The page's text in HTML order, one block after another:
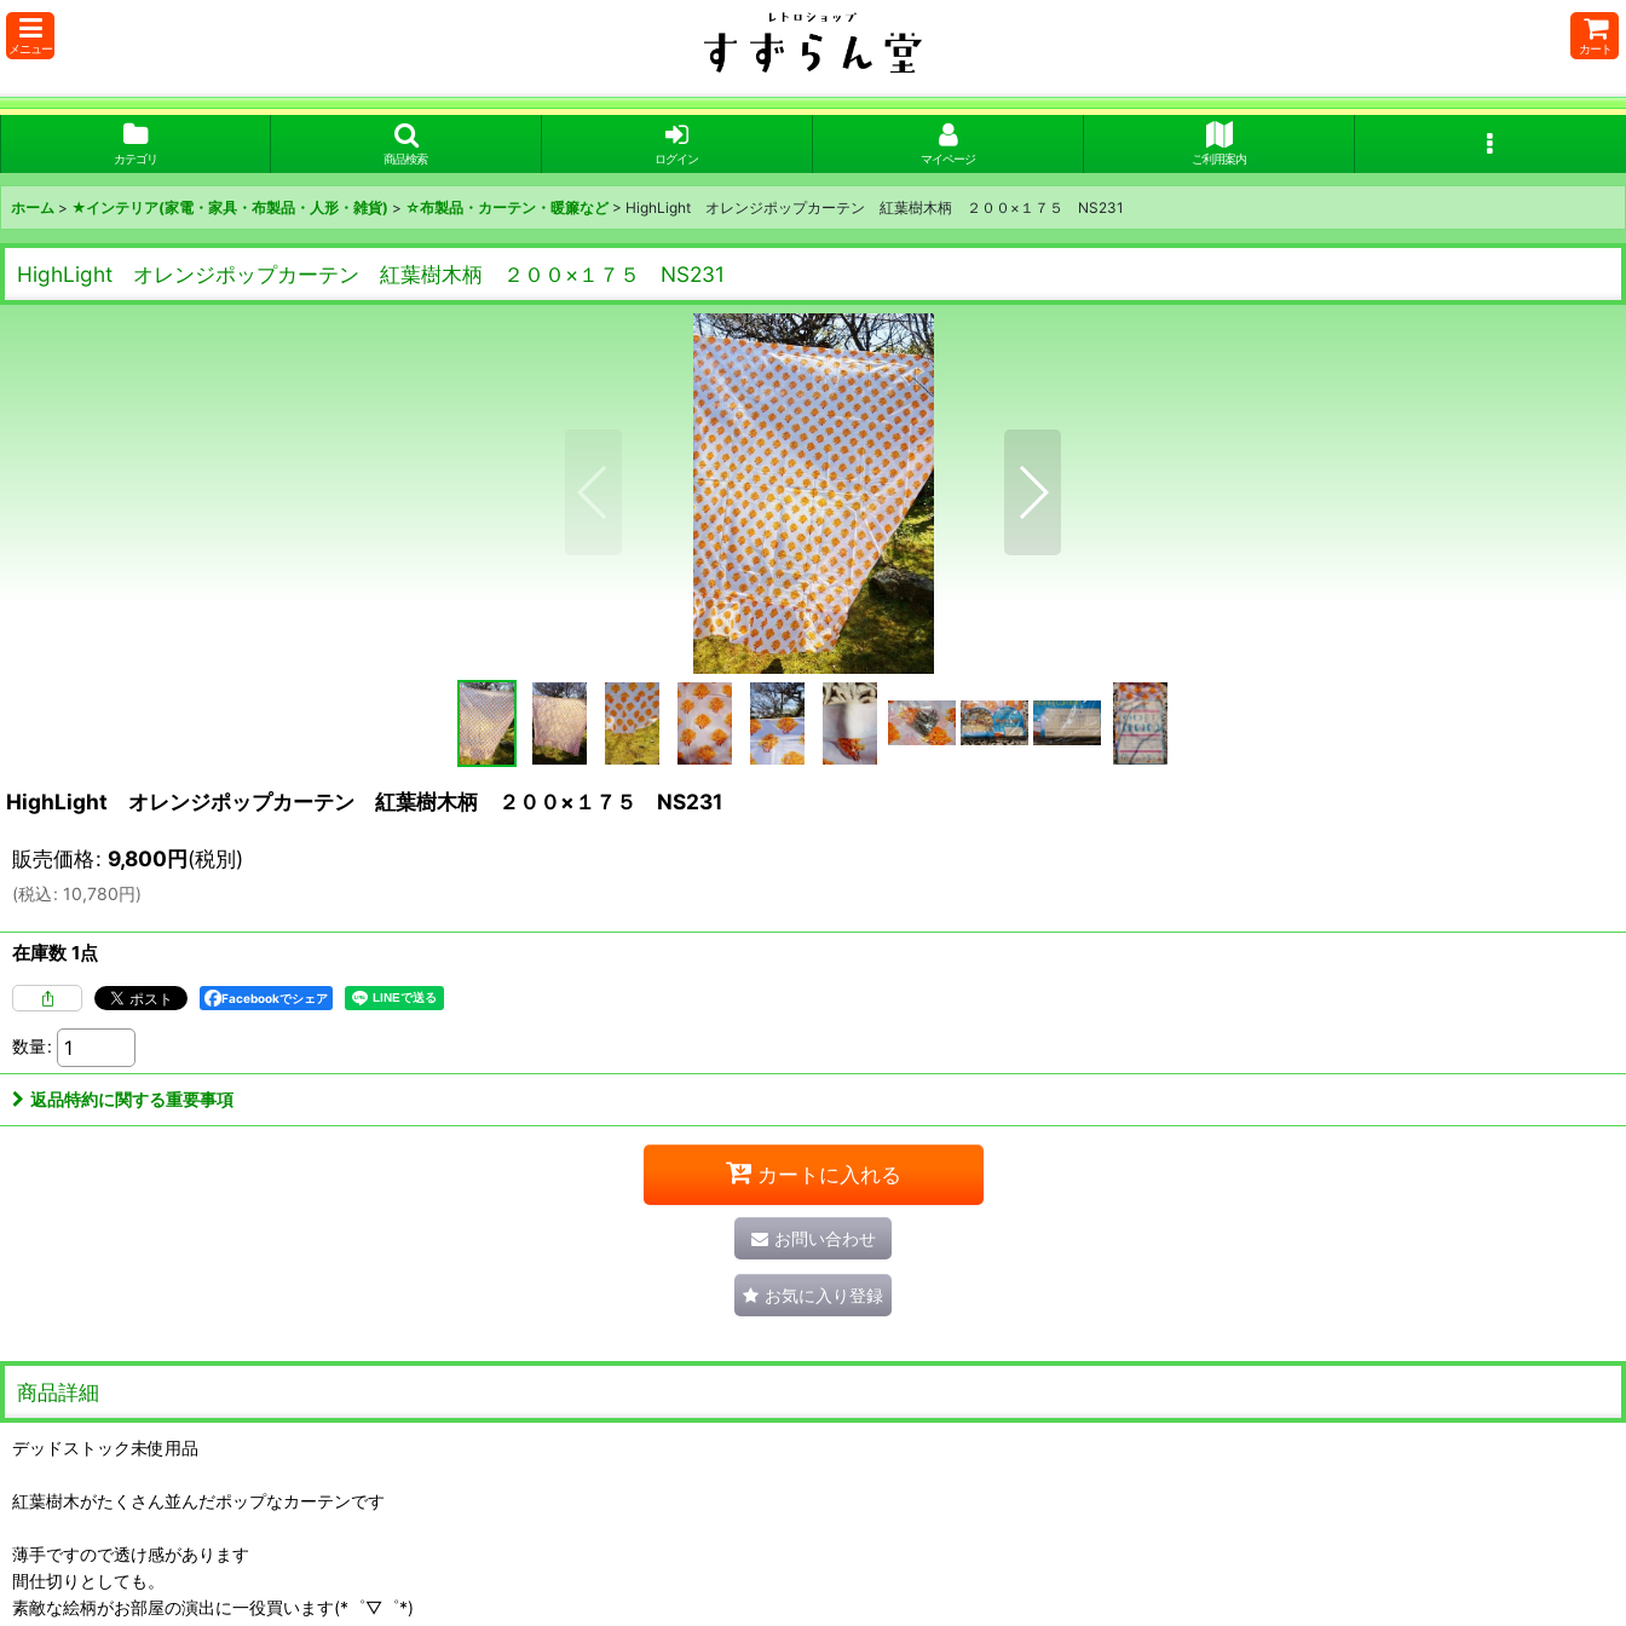
メニュー カート
カテゴリ 商品検索 ログイン マイページ ご利用案内
ホーム > ★インテリア(家電・家具・布製品・人形・雑貨) > ☆布製品・カーテン・暖簾など > HighLight オレンジポップカーテン 紅葉樹木柄 ２００×１７５ NS231
HighLight オレンジポップカーテン 紅葉樹木柄 ２００×１７５ NS231
HighLight オレンジポップカーテン 紅葉樹木柄 ２００×１７５ NS231
販売価格: 9,800円(税別)
(税込: 10,780円)
在庫数 1点
Facebookでシェア
数量:
返品特約に関する重要事項
カートに入れる
お問い合わせ
お気に入り登録
商品詳細
デッドストック未使用品
紅葉樹木がたくさん並んだポップなカーテンです
薄手ですので透け感があります
間仕切りとしても。
素敵な絵柄がお部屋の演出に一役買います(*゜▽゜*)